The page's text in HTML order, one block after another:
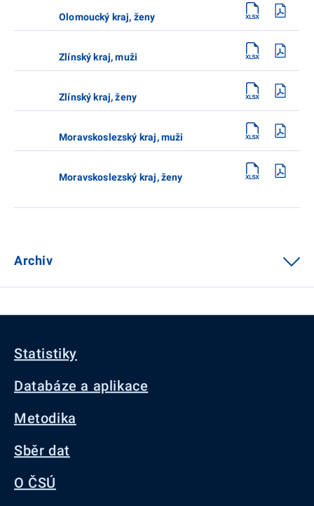
Olomoucký kraj, ženy
Zlínský kraj, muži
Zlínský kraj, ženy
Moravskoslezský kraj, muži
Moravskoslezský kraj, ženy
Archiv
Statistiky
Databáze a aplikace
Metodika
Sběr dat
O ČSÚ